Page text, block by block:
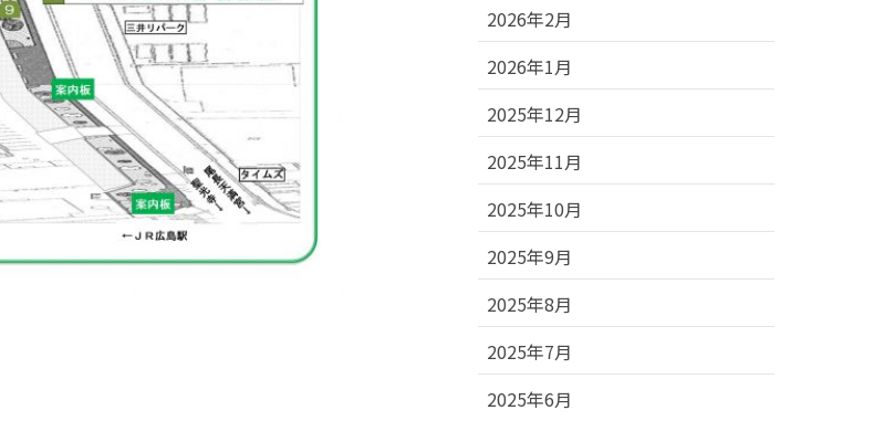
2026年2月
2026年1月
2025年12月
2025年11月
2025年10月
2025年9月
2025年8月
2025年7月
2025年6月